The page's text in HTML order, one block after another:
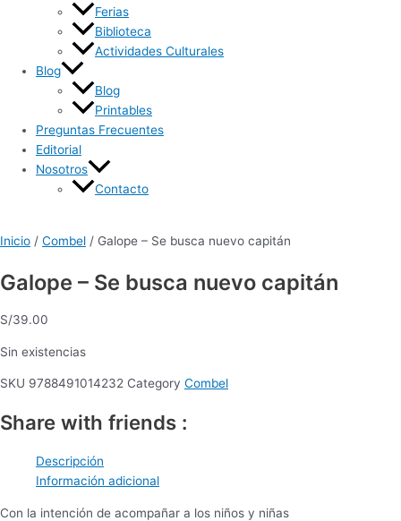
Ferias
Biblioteca
Actividades Culturales
Blog
Blog
Printables
Preguntas Frecuentes
Editorial
Nosotros
Contacto
Inicio / Combel / Galope – Se busca nuevo capitán
Galope – Se busca nuevo capitán
S/39.00
Sin existencias
SKU 9788491014232 Category Combel
Share with friends :
Descripción
Información adicional
Con la intención de acompañar a los niños y niñas